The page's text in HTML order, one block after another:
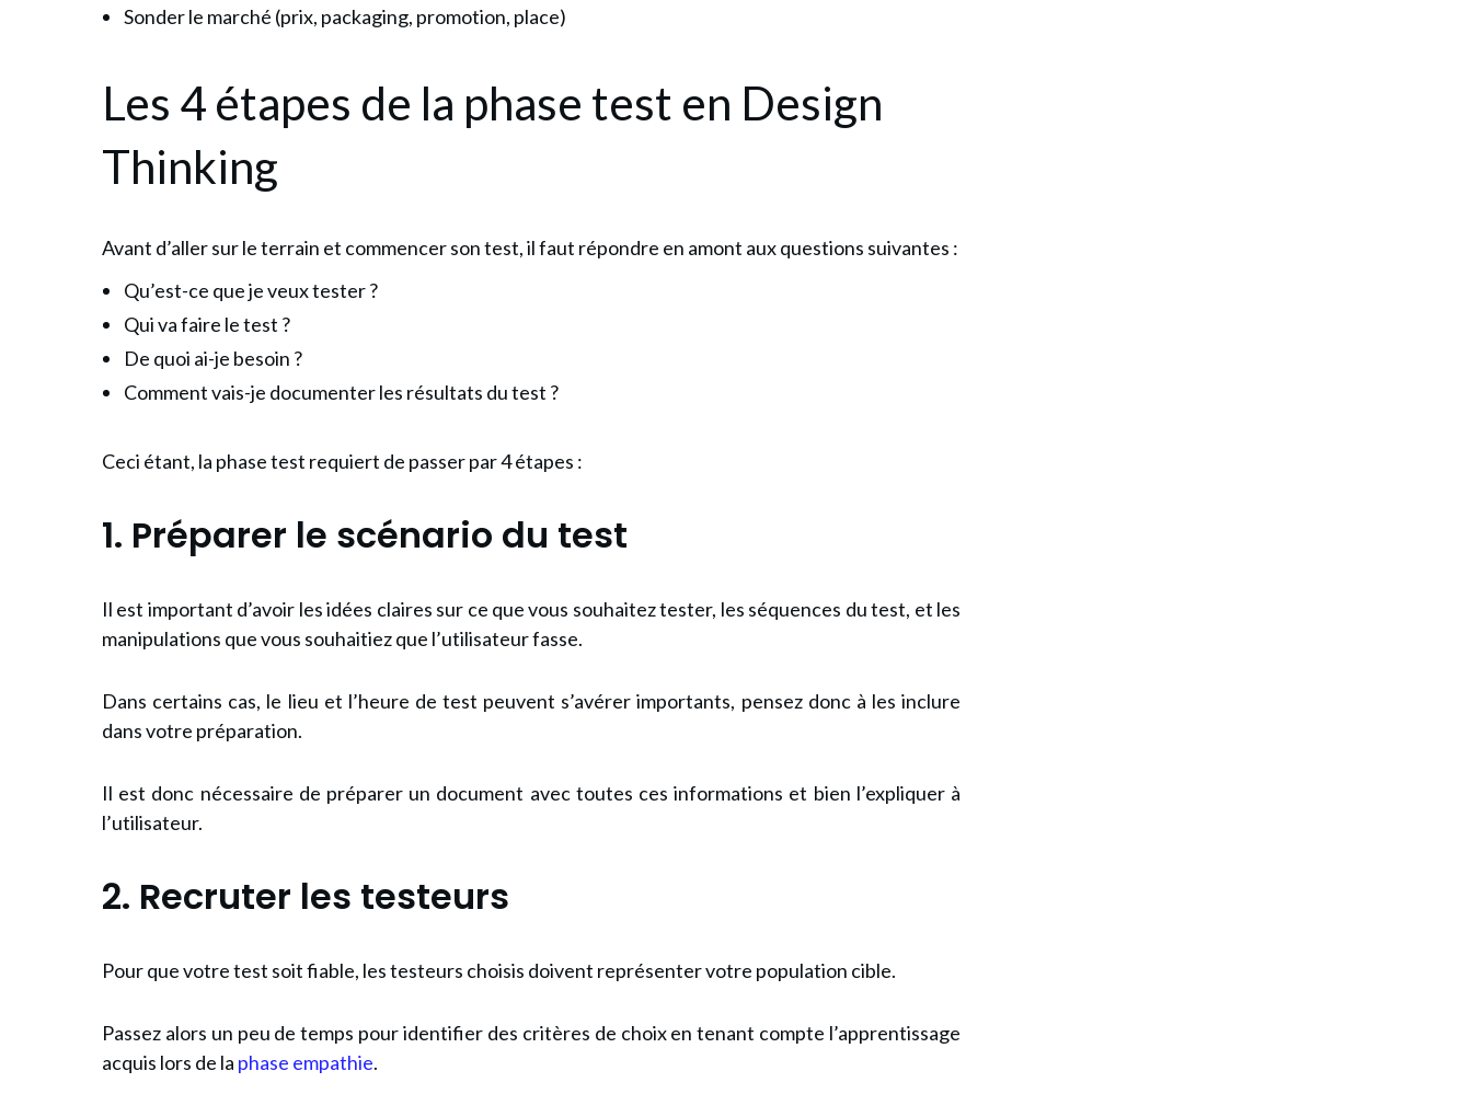
Sonder le marché (prix, packaging, promotion, place)
Les 4 étapes de la phase test en Design
Thinking
Avant d’aller sur le terrain et commencer son test, il faut répondre en amont aux questions suivantes :
Qu’est-ce que je veux tester ?
Qui va faire le test ?
De quoi ai-je besoin ?
Comment vais-je documenter les résultats du test ?
Ceci étant, la phase test requiert de passer par 4 étapes :
1. Préparer le scénario du test
Il est important d’avoir les idées claires sur ce que vous souhaitez tester, les séquences du test, et les
manipulations que vous souhaitiez que l’utilisateur fasse.
Dans certains cas, le lieu et l’heure de test peuvent s’avérer importants, pensez donc à les inclure
dans votre préparation.
Il est donc nécessaire de préparer un document avec toutes ces informations et bien l’expliquer à
l’utilisateur.
2. Recruter les testeurs
Pour que votre test soit fiable, les testeurs choisis doivent représenter votre population cible.
Passez alors un peu de temps pour identifier des critères de choix en tenant compte l’apprentissage
acquis lors de la phase empathie.